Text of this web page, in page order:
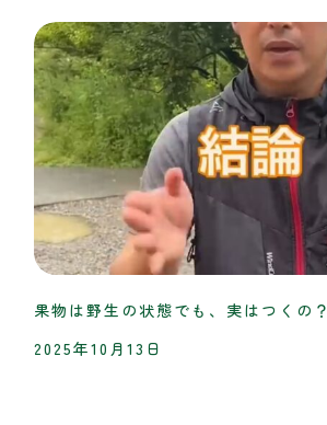
果物は野生の状態でも、実はつくの？
2025年10月13日